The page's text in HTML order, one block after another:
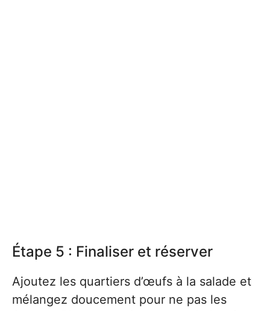
Étape 5 : Finaliser et réserver
Ajoutez les quartiers d’œufs à la salade et
mélangez doucement pour ne pas les